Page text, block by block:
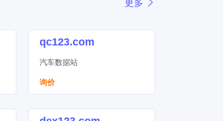
更多
qc123.com
汽车数据站
询价